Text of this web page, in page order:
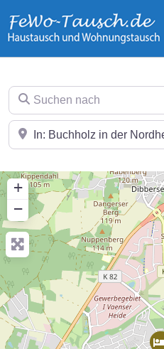
Inhalt
Suchen nach
In der Nähe
+
−